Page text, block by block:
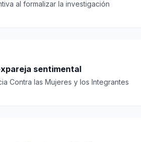
al formalizar la investigación
sentimental
Contra las Mujeres y los Integrantes